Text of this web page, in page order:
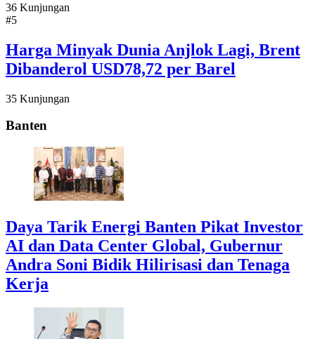
36 Kunjungan
#5
Harga Minyak Dunia Anjlok Lagi, Brent
Dibanderol USD78,72 per Barel
35 Kunjungan
Banten
Daya Tarik Energi Banten Pikat Investor
AI dan Data Center Global, Gubernur
Andra Soni Bidik Hilirisasi dan Tenaga
Kerja